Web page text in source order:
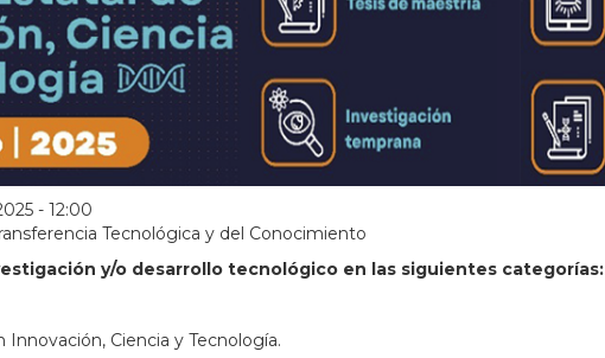
- 12:00
Tecnológica y del Conocimiento
y/o desarrollo tecnológico en las siguientes categorías:
Innovación, Ciencia y Tecnología.